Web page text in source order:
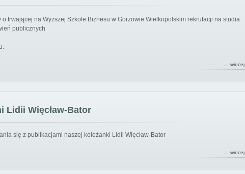
o trwającej na Wyższej Szkole Biznesu w Gorzowie Wielkopolskim rekrutacji na studia
publicznych
… więcej
Lidii Więcław-Bator
się z publikacjami naszej koleżanki Lidii Więcław-Bator
… więcej